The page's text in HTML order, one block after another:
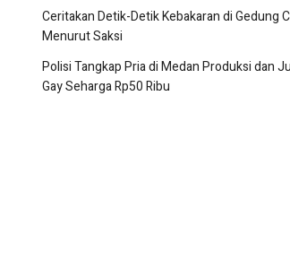
Ceritakan Detik-Detik Kebakaran di Gedung
Menurut Saksi
Polisi Tangkap Pria di Medan Produksi dan
Gay Seharga Rp50 Ribu